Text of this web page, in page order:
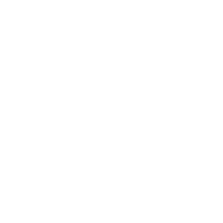
ou “feito rapidamente”. É uma
de pó de café torrado.